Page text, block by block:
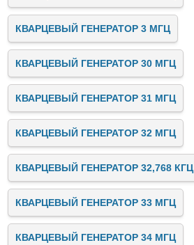
КВАРЦЕВЫЙ ГЕНЕРАТОР 3 МГЦ
КВАРЦЕВЫЙ ГЕНЕРАТОР 30 МГЦ
КВАРЦЕВЫЙ ГЕНЕРАТОР 31 МГЦ
КВАРЦЕВЫЙ ГЕНЕРАТОР 32 МГЦ
КВАРЦЕВЫЙ ГЕНЕРАТОР 32,768 КГЦ
КВАРЦЕВЫЙ ГЕНЕРАТОР 33 МГЦ
КВАРЦЕВЫЙ ГЕНЕРАТОР 34 МГЦ